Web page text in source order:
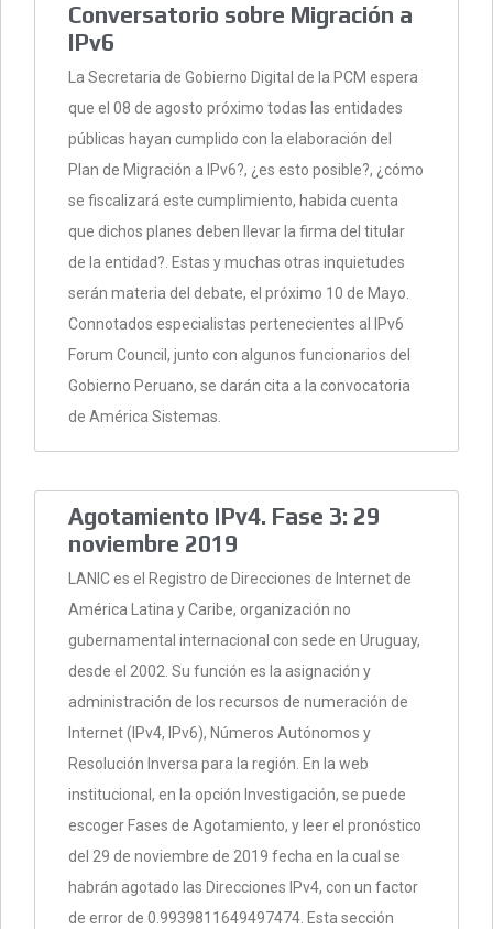
Conversatorio sobre Migración a
IPv6
La Secretaria de Gobierno Digital de la PCM espera
que el 08 de agosto próximo todas las entidades
públicas hayan cumplido con la elaboración del
Plan de Migración a IPv6?, ¿es esto posible?, ¿cómo
se fiscalizará este cumplimiento, habida cuenta
que dichos planes deben llevar la firma del titular
de la entidad?. Estas y muchas otras inquietudes
serán materia del debate, el próximo 10 de Mayo.
Connotados especialistas pertenecientes al IPv6
Forum Council, junto con algunos funcionarios del
Gobierno Peruano, se darán cita a la convocatoria
de América Sistemas.
Agotamiento IPv4. Fase 3: 29
noviembre 2019
LANIC es el Registro de Direcciones de Internet de
América Latina y Caribe, organización no
gubernamental internacional con sede en Uruguay,
desde el 2002. Su función es la asignación y
administración de los recursos de numeración de
Internet (IPv4, IPv6), Números Autónomos y
Resolución Inversa para la región. En la web
institucional, en la opción Investigación, se puede
escoger Fases de Agotamiento, y leer el pronóstico
del 29 de noviembre de 2019 fecha en la cual se
habrán agotado las Direcciones IPv4, con un factor
de error de 0.9939811649497474. Esta sección